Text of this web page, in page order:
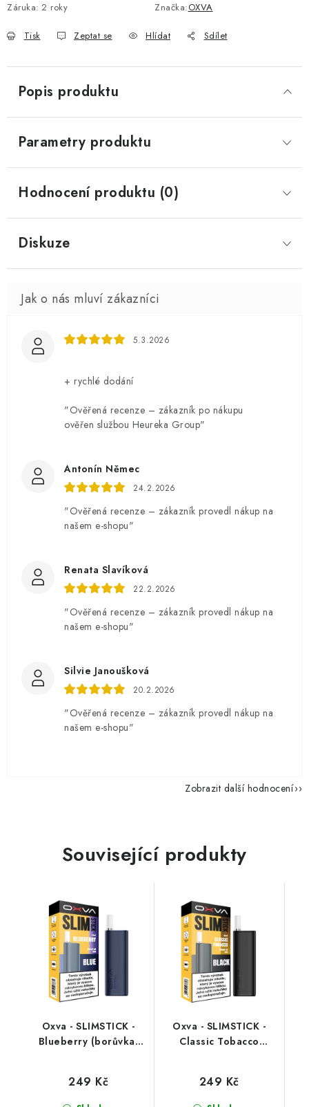
Záruka: 2 roky Značka:OXVA
Tisk Zeptat se Hlídat Sdílet
Popis produktu
Parametry produktu
Hodnocení produktu (0)
Diskuze
5.3.2026
+ rychlé dodání
"Ověřená recenze – zákazník po nákupu
ověřen službou Heureka Group"
Antonín Němec
24.2.2026
"Ověřená recenze – zákazník provedl nákup na
našem e-shopu"
Renata Slavíková
22.2.2026
"Ověřená recenze – zákazník provedl nákup na
našem e-shopu"
Silvie Janoušková
20.2.2026
"Ověřená recenze – zákazník provedl nákup na
našem e-shopu"
Zobrazit další hodnocení
Související produkty
Oxva - SLIMSTICK -
Blueberry (borůvka)
249 Kč
Oxva - SLIMSTICK -
Classic Tobacco
249 Kč